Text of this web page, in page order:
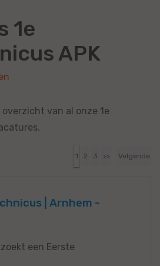
1e
APK
van al onze 1e
1 2 3 >> Volgende
| Arnhem -
een Eerste